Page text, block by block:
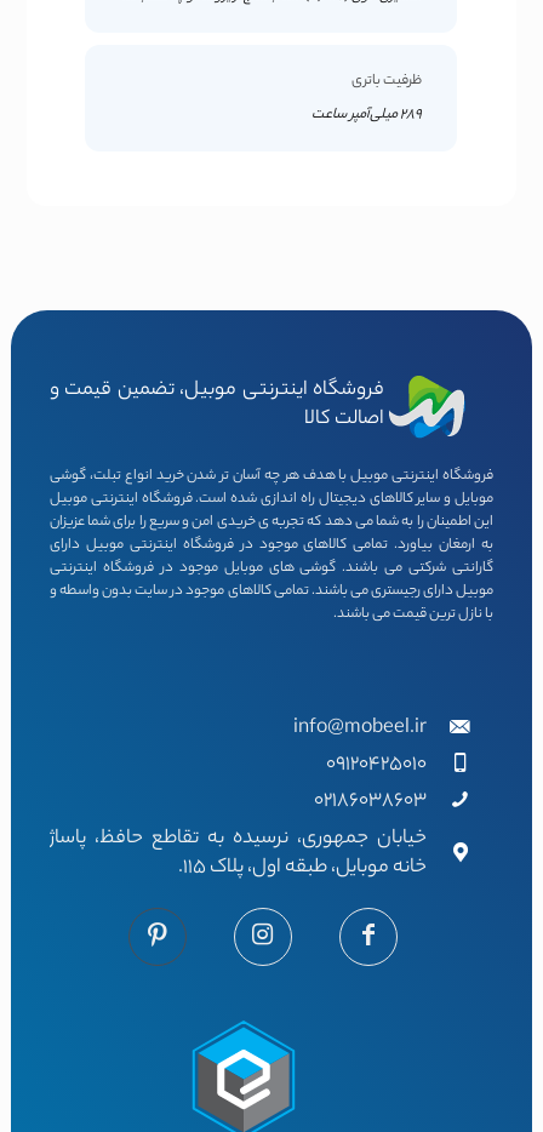
ظرفیت باتری
289 میلی‌آمپر ساعت
فروشگاه اینترنتی موبیل، تضمین قیمت و
اصالت کالا
فروشگاه اینترنتی موبیل با هدف هر چه آسان تر شدن خرید انواع تبلت، گوشی
موبایل و سایر کالاهای دیجیتال راه اندازی شده است. فروشگاه اینترنتی موبیل
این اطمینان را به شما می دهد که تجربه ی خریدی امن و سریع را برای شما عزیزان
به ارمغان بیاورد. تمامی کالاهای موجود در فروشگاه اینترنتی موبیل دارای
گارانتی شرکتی می باشند. گوشی های موبایل موجود در فروشگاه اینترنتی
موبیل دارای رجیستری می باشند. تمامی کالاهای موجود در سایت بدون واسطه و
با نازل ترین قیمت می باشند.
info@mobeel.ir
09120425010
02186038603
خیابان جمهوری، نرسیده به تقاطع حافظ، پاساژ
خانه موبایل، طبقه اول، پلاک 115.